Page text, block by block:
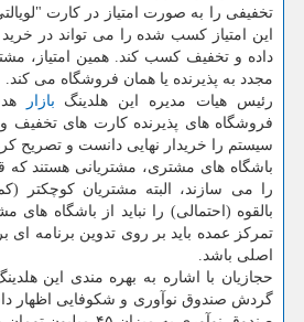
تخفیفی را به صورت امتیاز در کارت
این امتیاز کسب شده را می تواند در خرید
داده و تخفیف کسب کند. همین امتیاز،
مجدد به پذیرنده یا همان فروشگاه می کند.
رئیس هیات مدیره این هلدینگ بازار
فروشگاه های پذیرنده کارت های تخفیف و
سیستم را خریدار نهایی دانست و تصریح
باشگاه های مشتری، مشتریانی هستند
را می سازند، البته مشتریان کوچکتر
بالقوه (احتمالی) را نباید از باشگاه های
تمرکز عمده باید بر روی تدوین برنامه ای
اصلی باشد.
حجازیان با اشاره به بهره مندی این
گردش صندوق نوآوری و شکوفایی اظهار